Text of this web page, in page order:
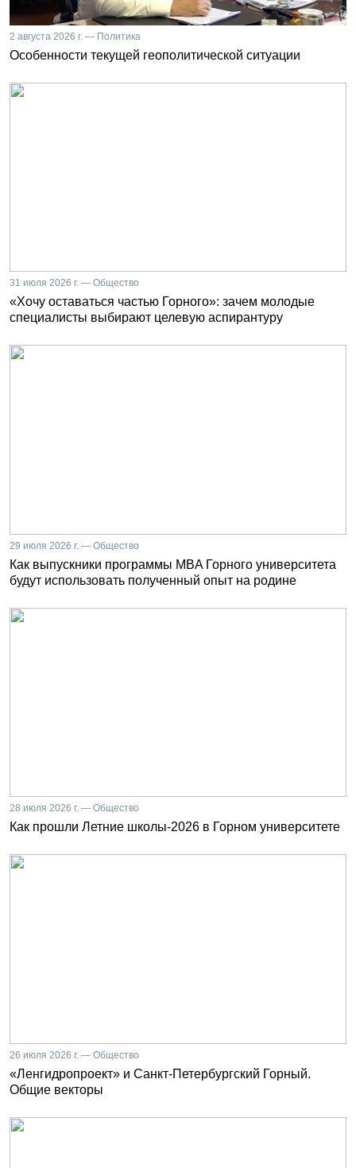
2 августа 2026 г. — Политика
Особенности текущей геополитической ситуации
31 июля 2026 г. — Общество
«Хочу оставаться частью Горного»: зачем молодые
специалисты выбирают целевую аспирантуру
29 июля 2026 г. — Общество
Как выпускники программы MBA Горного университета
будут использовать полученный опыт на родине
28 июля 2026 г. — Общество
Как прошли Летние школы-2026 в Горном университете
26 июля 2026 г. — Общество
«Ленгидропроект» и Санкт-Петербургский Горный.
Общие векторы